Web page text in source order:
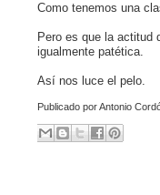
Como tenemos una
Pero es que la actitud
igualmente patética.
Así nos luce el pelo.
Publicado porAntonio